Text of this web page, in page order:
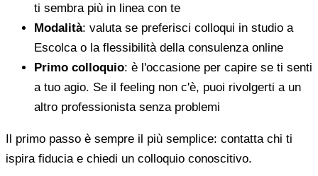
ti sembra più in linea con te
Modalità: valuta se preferisci colloqui in studio a
Escolca o la flessibilità della consulenza online
Primo colloquio: è l'occasione per capire se ti senti
a tuo agio. Se il feeling non c'è, puoi rivolgerti a un
altro professionista senza problemi
Il primo passo è sempre il più semplice: contatta chi ti
ispira fiducia e chiedi un colloquio conoscitivo.